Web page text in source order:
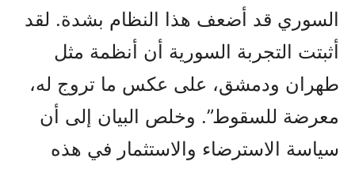
السوري قد أضعف هذا النظام بشدة. لقد
أثبتت التجربة السورية أن أنظمة مثل
طهران ودمشق، على عكس ما تروج له،
معرضة للسقوط”. وخلص البيان إلى أن
سياسة الاسترضاء والاستثمار في هذه